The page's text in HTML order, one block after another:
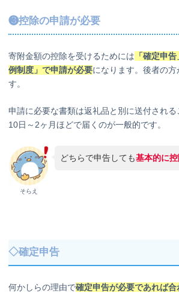
❸控除の申請が必要
寄附金額の控除を受けるためには 「確定申
例制度」で申請が必要になります。後者の
す。
申請に必要な書類は返礼品と別に送付され
10日～2ヶ月ほどで届くのが一般的です。
そらえ
どちらで申告しても基本的に
◇確定申告
何かしらの理由で確定申告が必要であれば合